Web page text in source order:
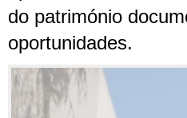
do património
oportunidades.